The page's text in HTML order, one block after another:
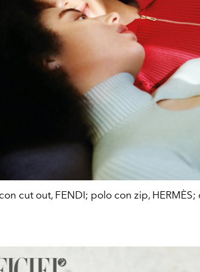
cut out, FENDI; polo con zip,